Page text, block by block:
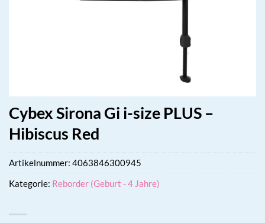
Cybex Sirona Gi i-size PLUS –
Hibiscus Red
Artikelnummer: 4063846300945
Kategorie: Reborder (Geburt - 4 Jahre)